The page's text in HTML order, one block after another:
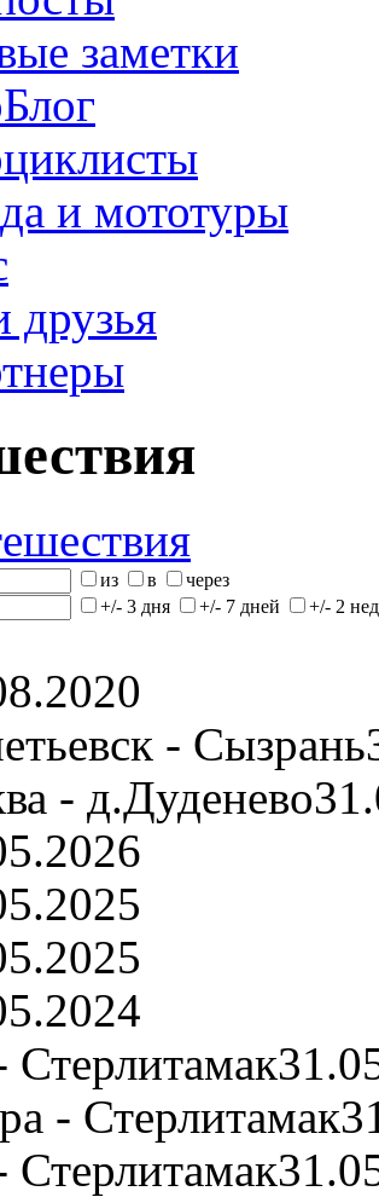
заметки
и мототуры
из в
через
+/- 3 дня
+/- 7 дней +/- 2
- Сызрань
- д.Дуденево
- Стерлитамак